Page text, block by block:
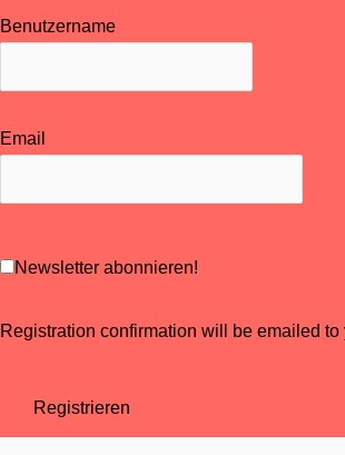
Benutzername
Email
Newsletter abonnieren!
Registration confirmation will be emailed to